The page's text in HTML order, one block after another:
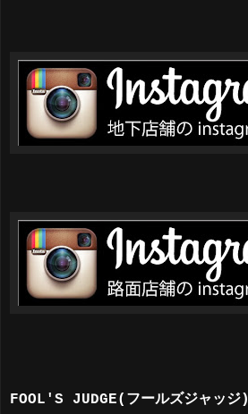
FOOL'S JUDGE(フールズジャッジ)